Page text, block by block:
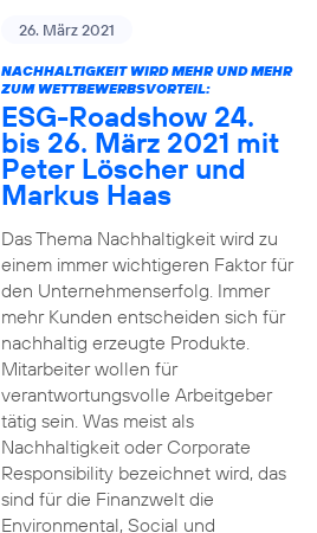
26. März 2021
NACHHALTIGKEIT WIRD MEHR UND MEHR
ZUM WETTBEWERBSVORTEIL:
ESG-Roadshow 24.
bis 26. März 2021 mit
Peter Löscher und
Markus Haas
Das Thema Nachhaltigkeit wird zu
einem immer wichtigeren Faktor für
den Unternehmenserfolg. Immer
mehr Kunden entscheiden sich für
nachhaltig erzeugte Produkte.
Mitarbeiter wollen für
verantwortungsvolle Arbeitgeber
tätig sein. Was meist als
Nachhaltigkeit oder Corporate
Responsibility bezeichnet wird, das
sind für die Finanzwelt die
Environmental, Social und